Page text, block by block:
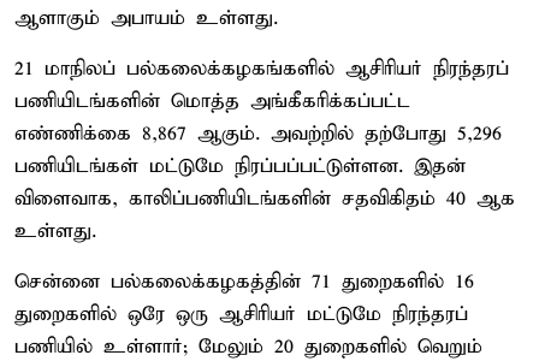
ஆளாகும் அபாயம் உள்ளது.
21 மாநிலப் பல்கலைக்கழகங்களில் ஆசிரியர் நிரந்தரப்
பணியிடங்களின் மொத்த அங்கீகரிக்கப்பட்ட
எண்ணிக்கை 8,867 ஆகும். அவற்றில் தற்போது 5,296
பணியிடங்கள் மட்டுமே நிரப்பப்பட்டுள்ளன. இதன்
விளைவாக, காலிப்பணியிடங்களின் சதவிகிதம் 40 ஆக
உள்ளது.
சென்னை பல்கலைக்கழகத்தின் 71 துறைகளில் 16
துறைகளில் ஒரே ஒரு ஆசிரியர் மட்டுமே நிரந்தரப்
பணியில் உள்ளார்; மேலும் 20 துறைகளில் வெறும்